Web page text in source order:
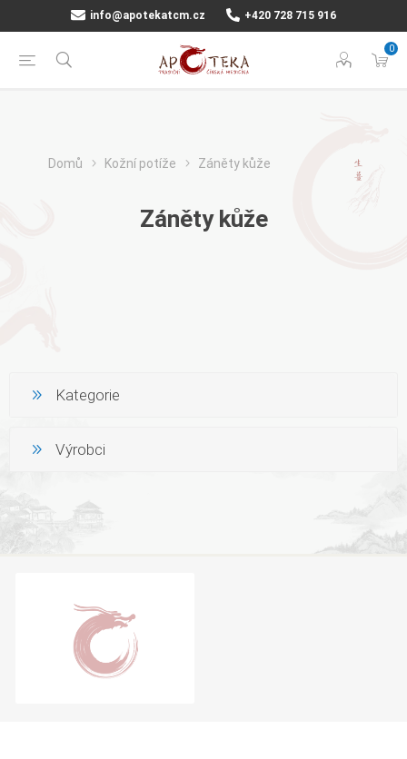
info@apotekatcm.cz +420 728 715 916
0
Domů Kožní potíže Záněty kůže
Záněty kůže
Kategorie
Výrobci